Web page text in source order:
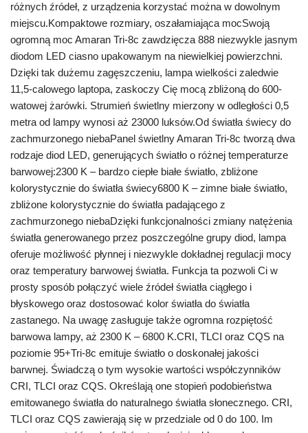
różnych źródeł, z urządzenia korzystać można w dowolnym
miejscu.Kompaktowe rozmiary, oszałamiająca mocSwoją
ogromną moc Amaran Tri-8c zawdzięcza 888 niezwykle jasnym
diodom LED ciasno upakowanym na niewielkiej powierzchni.
Dzięki tak dużemu zagęszczeniu, lampa wielkości zaledwie
11,5-calowego laptopa, zaskoczy Cię mocą zbliżoną do 600-
watowej żarówki. Strumień świetlny mierzony w odległości 0,5
metra od lampy wynosi aż 23000 luksów.Od światła świecy do
zachmurzonego niebaPanel świetlny Amaran Tri-8c tworzą dwa
rodzaje diod LED, generujących światło o różnej temperaturze
barwowej:2300 K – bardzo ciepłe białe światło, zbliżone
kolorystycznie do światła świecy6800 K – zimne białe światło,
zbliżone kolorystycznie do światła padającego z
zachmurzonego niebaDzięki funkcjonalności zmiany natężenia
światła generowanego przez poszczególne grupy diod, lampa
oferuje możliwość płynnej i niezwykle dokładnej regulacji mocy
oraz temperatury barwowej światła. Funkcja ta pozwoli Ci w
prosty sposób połączyć wiele źródeł światła ciągłego i
błyskowego oraz dostosować kolor światła do światła
zastanego. Na uwagę zasługuje także ogromna rozpiętość
barwowa lampy, aż 2300 K – 6800 K.CRI, TLCI oraz CQS na
poziomie 95+Tri-8c emituje światło o doskonałej jakości
barwnej. Świadczą o tym wysokie wartości współczynników
CRI, TLCI oraz CQS. Określają one stopień podobieństwa
emitowanego światła do naturalnego światła słonecznego. CRI,
TLCI oraz CQS zawierają się w przedziale od 0 do 100. Im